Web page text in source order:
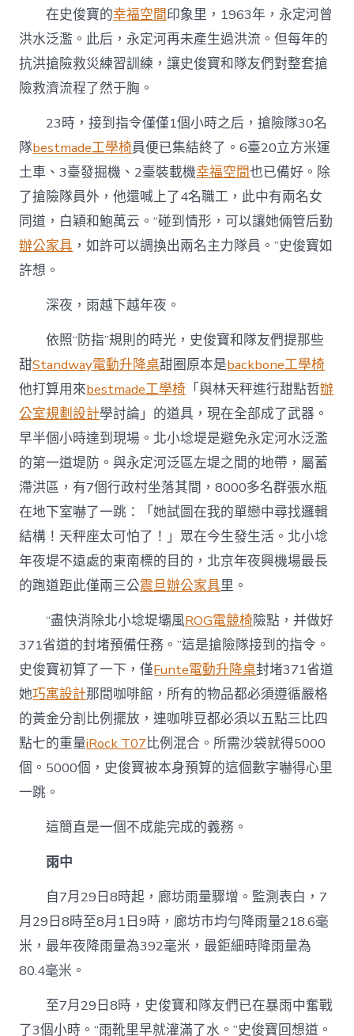
在史俊寶的幸福空間印象里，1963年，永定河曾
洪水泛濫。此后，永定河再未產生過洪流。但每年的
抗洪搶險救災練習訓練，讓史俊寶和隊友們對整套搶
險救濟流程了然于胸。
23時，接到指令僅僅1個小時之后，搶險隊30名
隊bestmade工學椅員便已集結終了。6臺20立方米運
土車、3臺發掘機、2臺裝載機幸福空間也已備好。除
了搶險隊員外，他還喊上了4名職工，此中有兩名女
同道，白穎和鮑萬云。“碰到情形，可以讓她倆管后勤
辦公家具 ，如許可以調換出兩名主力隊員。”史俊寶如
許想。
深夜，雨越下越年夜。
依照“防指”規則的時光，史俊寶和隊友們提那些
甜Standway電動升降桌甜圈原本是backbone工學椅
他打算用來bestmade工學椅 「與林天秤進行甜點哲辦
公室規劃設計學討論」的道具，現在全部成了武器。
早半個小時達到現場。北小埝堤是避免永定河水泛濫
的第一道堤防。與永定河泛區左堤之間的地帶，屬蓄
滯洪區，有7個行政村坐落其間，8000多名群張水瓶
在地下室嚇了一跳：「她試圖在我的單戀中尋找邏輯
結構！天秤座太可怕了！」眾在今生發生活。北小埝
年夜堤不遠處的東南標的目的，北京年夜興機場最長
的跑道距此僅兩三公震旦辦公家具里。
“盡快消除北小埝堤壩風ROG電競椅險點，并做好
371省道的封堵預備任務。”這是搶險隊接到的指令。
史俊寶初算了一下，僅Funte電動升降桌封堵371省道
她巧寓設計那間咖啡館，所有的物品都必須遵循嚴格
的黃金分割比例擺放，連咖啡豆都必須以五點三比四
點七的重量iRock T07比例混合。所需沙袋就得5000
個。5000個，史俊寶被本身預算的這個數字嚇得心里
一跳。
這簡直是一個不成能完成的義務。
雨中
自7月29日8時起，廊坊雨量驟增。監測表白，7
月29日8時至8月1日9時，廊坊市均勻降雨量218.6毫
米，最年夜降雨量為392毫米，最鉅細時降雨量為
80.4毫米。
至7月29日8時，史俊寶和隊友們已在暴雨中奮戰
了3個小時。“雨靴里早就灌滿了水。”史俊寶回想道。